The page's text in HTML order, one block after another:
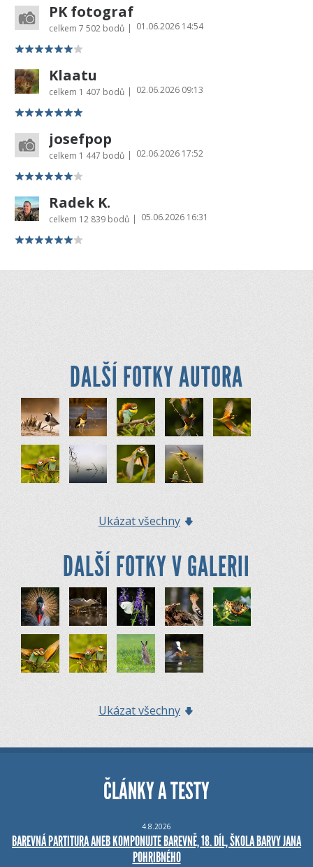
PK fotograf
celkem 7 502 bodů | 01.06.2026 14:54
Klaatu
celkem 1 407 bodů | 02.06.2026 09:13
josefpop
celkem 1 447 bodů | 02.06.2026 17:52
Radek K.
celkem 12 839 bodů | 05.06.2026 16:31
DALŠÍ FOTKY AUTORA
Ukázat všechny
DALŠÍ FOTKY V GALERII
Ukázat všechny
ČLÁNKY A TESTY
4.8.2026
BAREVNÁ PARTITURA ANEB KOMPONUJTE BAREVNĚ, 18. DÍL, ŠKOLA BARVY JANA
POHRIBNÉHO